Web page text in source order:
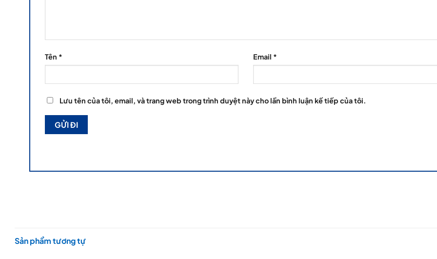
Tên * Email *
Lưu tên của tôi, email, và trang web trong trình duyệt này cho lần bình luận kế tiếp của tôi.
Sản phẩm tương tự